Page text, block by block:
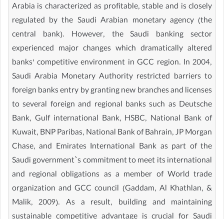
Arabia is characterized as profitable, stable and is closely
regulated by the Saudi Arabian monetary agency (the
central bank). However, the Saudi banking sector
experienced major changes which dramatically altered
banks’ competitive environment in GCC region. In 2004,
Saudi Arabia Monetary Authority restricted barriers to
foreign banks entry by granting new branches and licenses
to several foreign and regional banks such as Deutsche
Bank, Gulf international Bank, HSBC, National Bank of
Kuwait, BNP Paribas, National Bank of Bahrain, JP Morgan
Chase, and Emirates International Bank as part of the
Saudi government`s commitment to meet its international
and regional obligations as a member of World trade
organization and GCC council (Gaddam, Al Khathlan, &
Malik, 2009). As a result, building and maintaining